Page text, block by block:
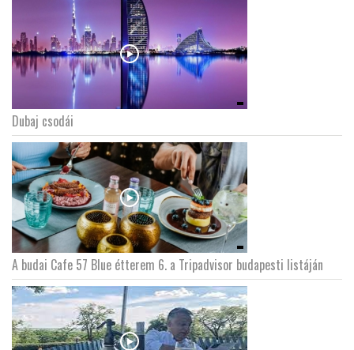
Dubaj csodái
A budai Cafe 57 Blue étterem 6. a Tripadvisor budapesti listáján